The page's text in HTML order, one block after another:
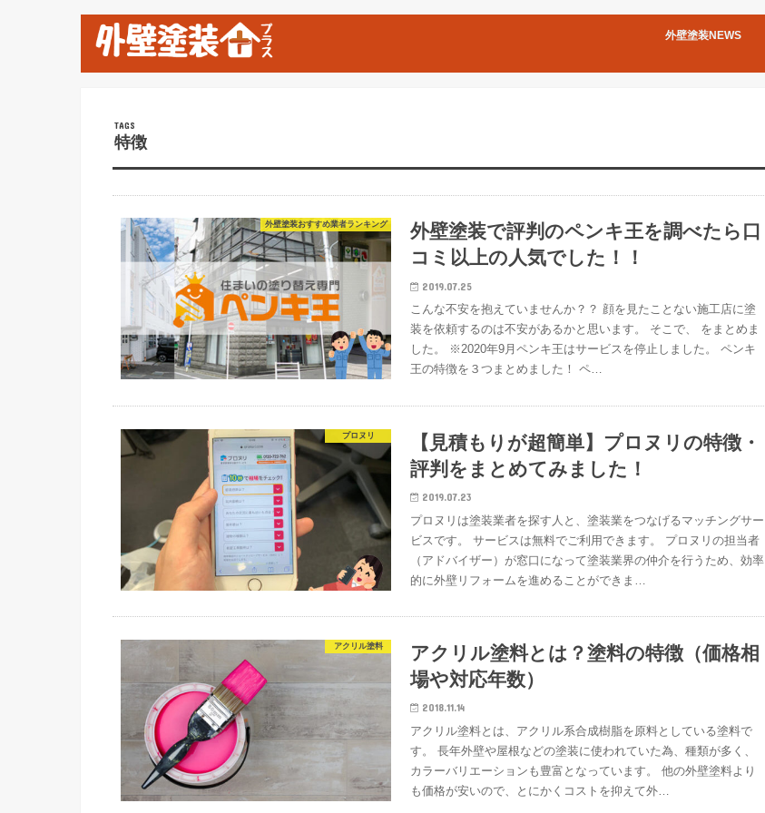
外壁塗装NEWS
特徴
外壁塗装おすすめ業者ランキング
外壁塗装で評判のペンキ王を調べたら口
コミ以上の人気でした！！
2019.07.25
こんな不安を抱えていませんか？？ 顔を見たことない施工店に塗
装を依頼するのは不安があるかと思います。 そこで、 をまとめま
した。 ※2020年9月ペンキ王はサービスを停止しました。 ペンキ
王の特徴を３つまとめました！ ペ…
プロヌリ
【見積もりが超簡単】プロヌリの特徴・
評判をまとめてみました！
2019.07.23
プロヌリは塗装業者を探す人と、塗装業をつなげるマッチングサー
ビスです。 サービスは無料でご利用できます。 プロヌリの担当者
（アドバイザー）が窓口になって塗装業界の仲介を行うため、効率
的に外壁リフォームを進めることができま…
アクリル塗料
アクリル塗料とは？塗料の特徴（価格相
場や対応年数）
2018.11.14
アクリル塗料とは、アクリル系合成樹脂を原料としている塗料で
す。 長年外壁や屋根などの塗装に使われていた為、種類が多く、
カラーバリエーションも豊富となっています。 他の外壁塗料より
も価格が安いので、とにかくコストを抑えて外…